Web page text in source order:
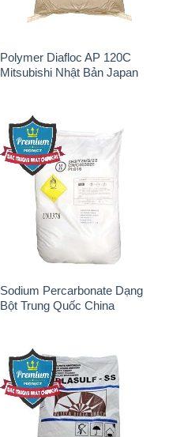
Polymer Diafloc AP 120C
Mitsubishi Nhật Bản Japan
Sodium Percarbonate Dạng
Bột Trung Quốc China